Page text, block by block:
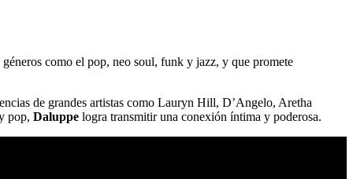
como el pop, neo soul, funk y jazz, y que promete
de grandes artistas como Lauryn Hill, D’Angelo, Aretha
pop, Daluppe logra transmitir una conexión íntima y poderosa.